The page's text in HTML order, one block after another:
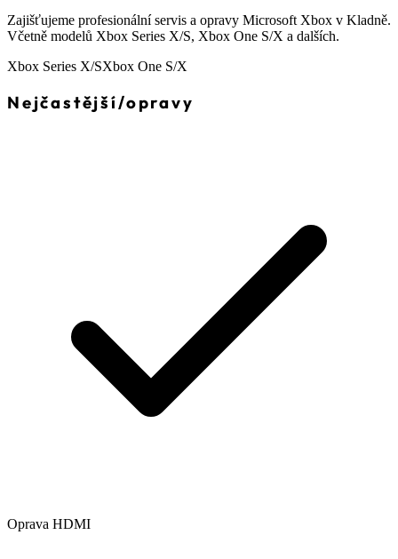
Zajišťujeme profesionální servis a opravy Microsoft Xbox v Kladně.
Včetně modelů Xbox Series X/S, Xbox One S/X a dalších.
Xbox Series X/SXbox One S/X
Nejčastější/opravy
Oprava HDMI